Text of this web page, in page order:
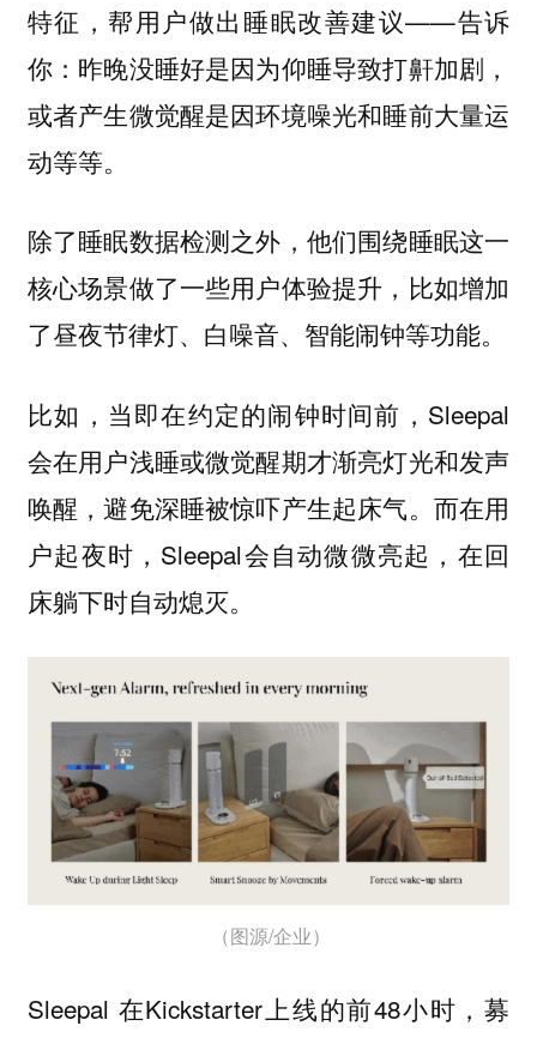
特征，帮用户做出睡眠改善建议——告诉
你：昨晚没睡好是因为仰睡导致打鼾加剧，
或者产生微觉醒是因环境噪光和睡前大量运
动等等。
除了睡眠数据检测之外，他们围绕睡眠这一
核心场景做了一些用户体验提升，比如增加
了昼夜节律灯、白噪音、智能闹钟等功能。
比如，当即在约定的闹钟时间前，Sleepal
会在用户浅睡或微觉醒期才渐亮灯光和发声
唤醒，避免深睡被惊吓产生起床气。而在用
户起夜时，Sleepal会自动微微亮起，在回
床躺下时自动熄灭。
（图源/企业）
Sleepal 在Kickstarter上线的前48小时，募